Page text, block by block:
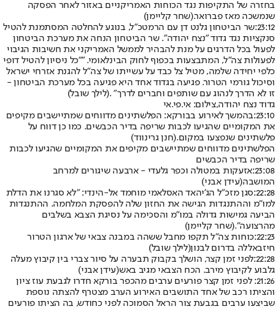
בחזרה של התקיפות נגד הכוחות האמריקניים באזור לאחר הפסקה
שנמשכה מאז פברואר.(שחר קליימן)
23:12: שר הביטחון גלנט דן עם הרמטכ״ל, בנוגע להחלטה המסתמנת להטיל
סנקציות נגד גדוד ״נצח יהודה״. שר הביטחון הנחה את מערכת הביטחון
לפעול בכל הדרגים על מנת להבהיר לממשל האמריקני את חשיבות הגיבוי
לפעולות צה״ל, המתבצעות בכפוף לחוק הבינלאומי. "״כל ניסיון להטיל דופי
כלפי יחידה שלמה, מטיל צל כבד על עשייתו של צה״ל להגנת אזרחי ישראל
וסיכול גורמי הטרור. פגיעה בגדוד אחד היא פגיעה בכל מערכת הביטחון -
זו לא הדרך לנהוג עם שותפים וחברים לדרך״ .(לילך שובל)
גדוד נצח יהודה,צילום: אי.פי.אי
23:10: בהמשך לאירוע בבורקא: הפלשתינים מדווחים שמתיישבים מקיפים
את המקומיים שהגיעו לכבות שריפה בדיר הכבשים. כמו כן דווח על
פלשתינים שנפצעו במקום.(חנן גרינווד)
הפלשתינים מדווחים שמתיישבים מקיפים את המקומיים שהגיעו לכבות
שריפה בדיר הכבשים
23:08: אזעקות במטולה וכפר גלעדי - ארבעה שיגורים למרחב
המושבה(עידן אבני)
22:28: סגן מזכ"ל הג'יהאד האסלאמי מוחמד אל-הינדי: "לא סגרנו את הדלת
למו"מ וההתנגדות הגישה את החזון שלה להפסקת המלחמה. ההתנגדות
הביעה גמישות גדולה במו"מ והסכימה על נסיגת הצבא בשלבים
מהרצועה".(שחר קליימן)
22:23: כוחות צה"ל תקפו מחבל ששהה במבנה צבאי של ארגון הטרור
חיזבאללה בדרום לבנון(לילך שובל)
22:28: לפני זמן קצר, הושלך בקבוק תבערה על סיור צברי בין קיבוץ מעלה
גלבוע לקיבוץ מירב. הכח הצבאי מגיב באש(עידן אבני)
21:26: לפני זמן קצר פורעים ערבים מהכפר בורקא חדרו לגבעת עוז ציון
והציתו רכב של אחד התושבים האירוע הערב מצטרף להצתה נוספת
שביצעו ערבים בגבעת צור הראל הסמוכה לפני כחודש, בה הציתו פורעים